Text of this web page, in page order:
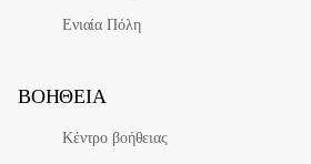
Ενιαία Πόλη
ΒΟΉΘΕΙΑ
Κέντρο βοήθειας